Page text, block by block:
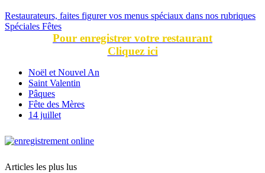
Restaurateurs, faites figurer vos menus spéciaux dans nos rubriques
Spéciales Fêtes
Pour enregistrer votre restaurant
Cliquez ici
Noël et Nouvel An
Saint Valentin
Pâques
Fête des Mères
14 juillet
Articles les plus lus